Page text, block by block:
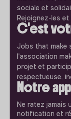
sociale et
Rejoignez-les
C'est
Jobs that make
l'association
projet et
respectueuse,
Notre
Ne ratez jamais
notification et